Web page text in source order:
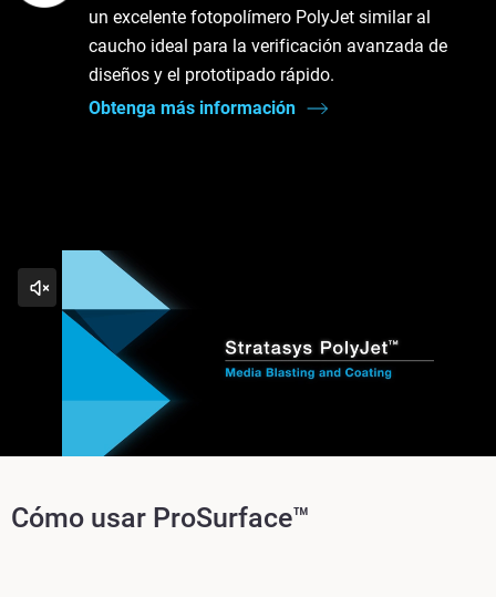
un excelente fotopolímero PolyJet similar al
caucho ideal para la verificación avanzada de
diseños y el prototipado rápido.
Obtenga más información
Reproducir el vídeo
Cómo usar ProSurface™